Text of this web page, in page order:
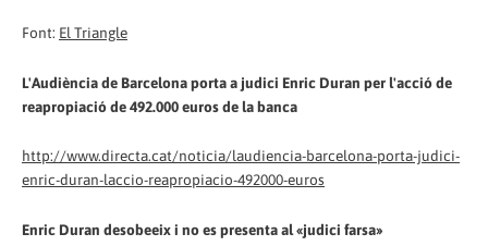
Font: El Triangle
L'Audiència de Barcelona porta a judici Enric Duran per l'acció de
reapropiació de 492.000 euros de la banca
http://www.directa.cat/noticia/laudiencia-barcelona-porta-judici-
enric-duran-laccio-reapropiacio-492000-euros
Enric Duran desobeeix i no es presenta al «judici farsa»